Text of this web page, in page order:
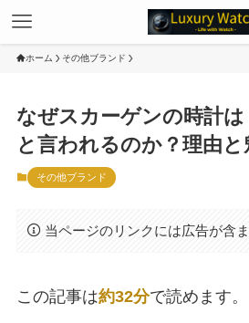
ホーム その他ブランド
なぜスカーゲンの時計は
と言われるのか？理由と
その他ブランド
当ページのリンクには広告が含
この記事は約32分で読めます。